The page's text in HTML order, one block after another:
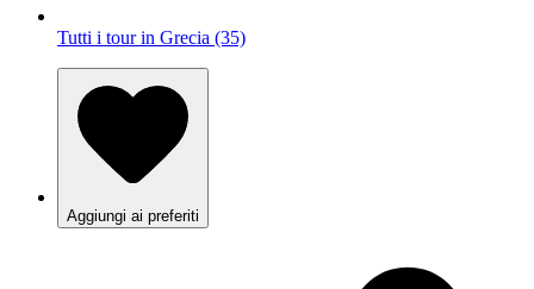
Tutti i tour in Grecia (35)
Aggiungi ai preferiti